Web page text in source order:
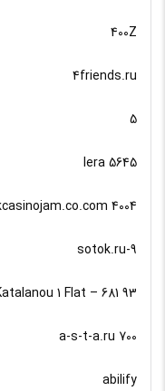
400Z
4friends.ru
5
5645 lera
4004
9-sotok.ru
93 Slottica Katalanou 1 Flat – 681
a-s-t-a.ru 700
abilify